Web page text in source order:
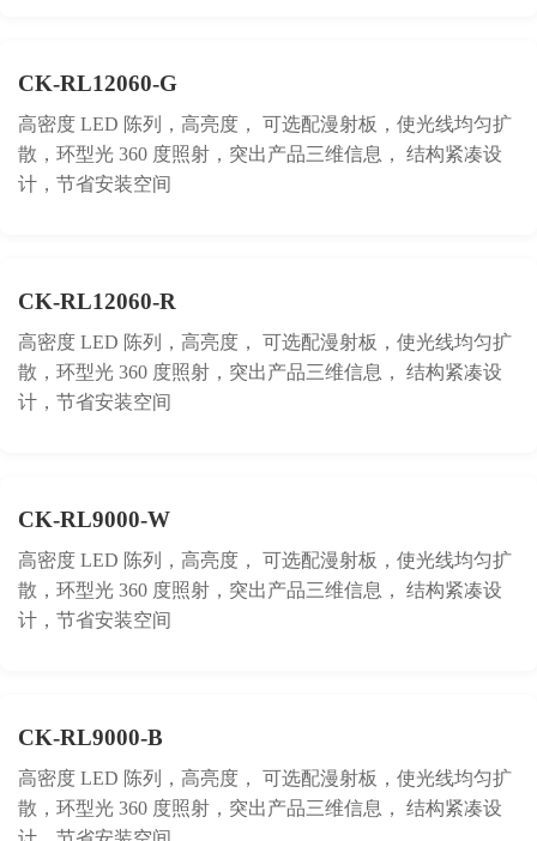
CK-RL12060-G
高密度 LED 陈列，高亮度， 可选配漫射板，使光线均匀扩
散，环型光 360 度照射，突出产品三维信息， 结构紧凑设
计，节省安装空间
CK-RL12060-R
高密度 LED 陈列，高亮度， 可选配漫射板，使光线均匀扩
散，环型光 360 度照射，突出产品三维信息， 结构紧凑设
计，节省安装空间
CK-RL9000-W
高密度 LED 陈列，高亮度， 可选配漫射板，使光线均匀扩
散，环型光 360 度照射，突出产品三维信息， 结构紧凑设
计，节省安装空间
CK-RL9000-B
高密度 LED 陈列，高亮度， 可选配漫射板，使光线均匀扩
散，环型光 360 度照射，突出产品三维信息， 结构紧凑设